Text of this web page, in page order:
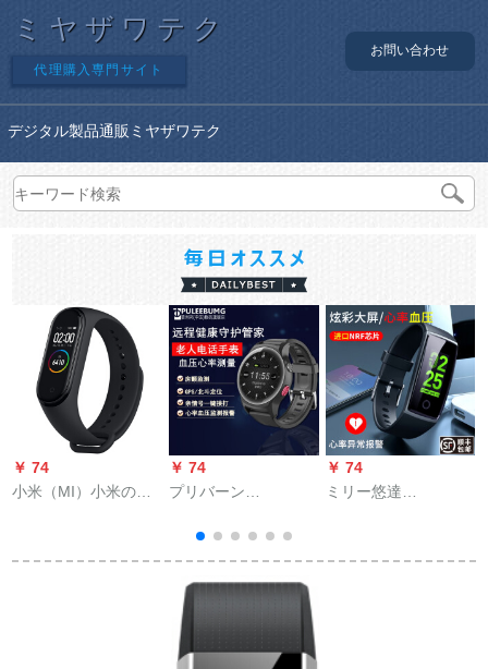
ミヤザワテク
代理購入専門サイト
お問い合わせ
デジタル製品通販ミヤザワテク
￥ 74
小米（MI）小米のハ
ントリングの竞泳ぎ
￥ 74
プリバーン
レージット監視血压
心拍房震動心脏远隔
警报老人健康腕时计
GPS测位电话绅士ブ
ラク(シリカゲルアー
ルドックス正しい礼
￥ 74
ミリー悠達
画面歩歩腕時計学生